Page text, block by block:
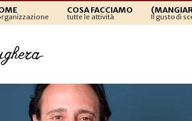
COSA FACCIAMO
tutte le attività Il gusto di